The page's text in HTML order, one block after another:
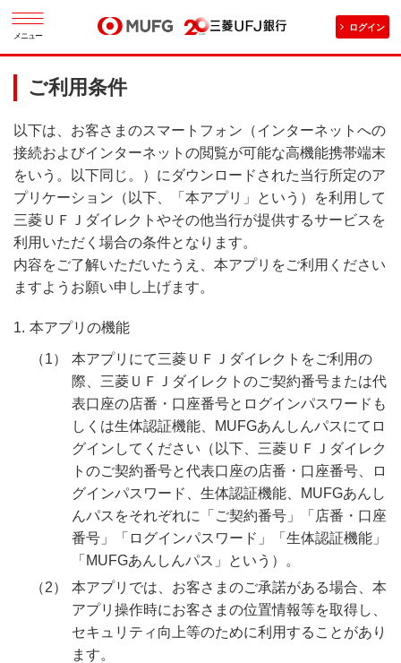
メニュー
ログイン
ご利用条件
以下は、お客さまのスマートフォン（インターネットへの
接続およびインターネットの閲覧が可能な高機能携帯端末
をいう。以下同じ。）にダウンロードされた当行所定のア
プリケーション（以下、「本アプリ」という）を利用して
三菱ＵＦＪダイレクトやその他当行が提供するサービスを
利用いただく場合の条件となります。
内容をご了解いただいたうえ、本アプリをご利用ください
ますようお願い申し上げます。
本アプリの機能
本アプリにて三菱ＵＦＪダイレクトをご利用の
際、三菱ＵＦＪダイレクトのご契約番号または代
表口座の店番・口座番号とログインパスワードも
しくは生体認証機能、MUFGあんしんパスにてロ
グインしてください（以下、三菱ＵＦＪダイレク
トのご契約番号と代表口座の店番・口座番号、ロ
グインパスワード、生体認証機能、MUFGあんし
んパスをそれぞれに「ご契約番号」「店番・口座
番号」「ログインパスワード」「生体認証機能」
「MUFGあんしんパス」という）。
本アプリでは、お客さまのご承諾がある場合、本
アプリ操作時にお客さまの位置情報等を取得し、
セキュリティ向上等のために利用することがあり
ます。